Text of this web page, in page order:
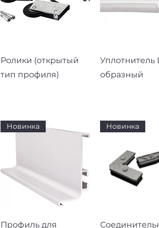
Быстрый просмотр
Ролики (открытый
тип профиля)
Быстрый
Уплотнитель
образный
Быстрый просмотр
Новинка
Профиль для Быстрый
Новинка